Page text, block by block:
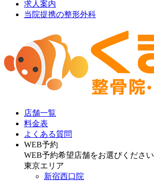
求人案内
当院提携の整形外科
店舗一覧
料金表
よくある質問
WEB予約
WEB予約希望店舗をお選びください
東京エリア
新宿西口院